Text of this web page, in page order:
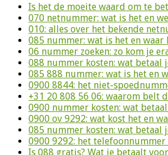
Is het de moeite waard om te
070 netnummer: wat is het en
010: alles over het bekende
085 nummer: wat is het en waar
06 nummer zoeken: zo kom je
088 nummer kosten: wat betaal
085 888 nummer: wat is het en
0900 8844: het niet-
+31 20 808 56 06: waarom belt
0900 nummer kosten: wat
0900 ov 9292: wat kost het en
085 nummer kosten: wat betaal
0900 9292: het
Is 088 gratis? Wat je betaalt